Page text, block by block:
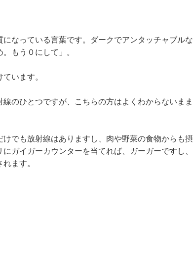
なっている言葉です。ダークでアンタッチャブルな
もう０にして」。
います。
のひとつですが、こちらの方はよくわからないまま
でも放射線はありますし、肉や野菜の食物からも摂
ガイガーカウンターを当てれば、ガーガーですし、
ます。